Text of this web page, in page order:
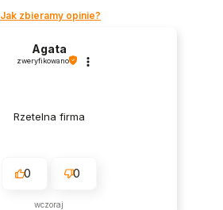
Jak zbieramy opinie?
Agata
zweryfikowano
Rzetelna firma
0 0
wczoraj